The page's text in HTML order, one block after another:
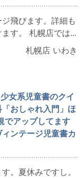
飛びます。詳細も
す。 札幌店では...
札幌店 いわき
女系児童書のクイ
おしゃれ入門」ほ
でアップしてます
ンテージ児童書カ
。夏休みですし。